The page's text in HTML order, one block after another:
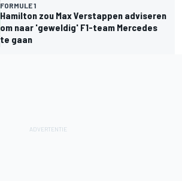
FORMULE 1
Hamilton zou Max Verstappen adviseren
om naar 'geweldig' F1-team Mercedes
te gaan